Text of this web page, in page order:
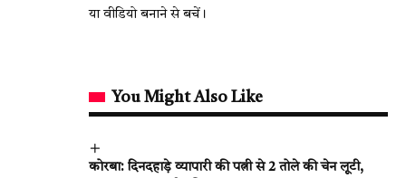
या वीडियो बनाने से बचें।
You Might Also Like
कोरबा: दिनदहाड़े व्यापारी की पत्नी से 2 तोले की चेन लूटी,